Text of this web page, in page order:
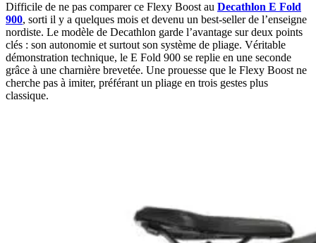
Difficile de ne pas comparer ce Flexy Boost au Decathlon E Fold
900, sorti il y a quelques mois et devenu un best-seller de l’enseigne
nordiste. Le modèle de Decathlon garde l’avantage sur deux points
clés : son autonomie et surtout son système de pliage. Véritable
démonstration technique, le E Fold 900 se replie en une seconde
grâce à une charnière brevetée. Une prouesse que le Flexy Boost ne
cherche pas à imiter, préférant un pliage en trois gestes plus
classique.